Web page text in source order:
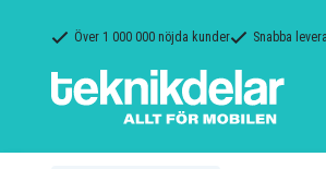
Över 1 000 000 nöjda kunder Snabba